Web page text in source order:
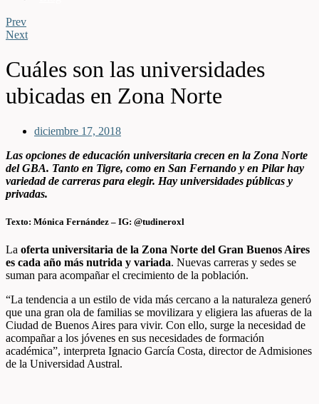
Prev
Next
Cuáles son las universidades
ubicadas en Zona Norte
diciembre 17, 2018
Las opciones de educación universitaria crecen en la Zona Norte
del GBA. Tanto en Tigre, como en San Fernando y en Pilar hay
variedad de carreras para elegir. Hay universidades públicas y
privadas.
Texto: Mónica Fernández – IG: @tudineroxl
La oferta universitaria de la Zona Norte del Gran Buenos Aires
es cada año más nutrida y variada. Nuevas carreras y sedes se
suman para acompañar el crecimiento de la población.
“La tendencia a un estilo de vida más cercano a la naturaleza generó
que una gran ola de familias se movilizara y eligiera las afueras de la
Ciudad de Buenos Aires para vivir. Con ello, surge la necesidad de
acompañar a los jóvenes en sus necesidades de formación
académica”, interpreta Ignacio García Costa, director de Admisiones
de la Universidad Austral.